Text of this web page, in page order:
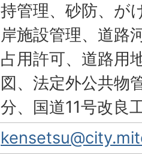
持管理、砂防、が
岸施設管理、道路
占用許可、道路用
図、法定外公共物
分、国道11号改良